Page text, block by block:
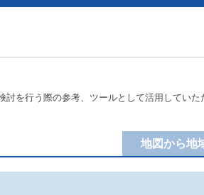
を行う際の参考、ツールとして活用してい
地図から地